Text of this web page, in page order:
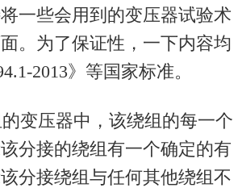
一些会用到的变压器试验术
。为了保证性，一下内容均
2013》等国家标准。
变压器中，该绕组的每一个
分接的绕组有一个确定的有
分接绕组与任何其他绕组不